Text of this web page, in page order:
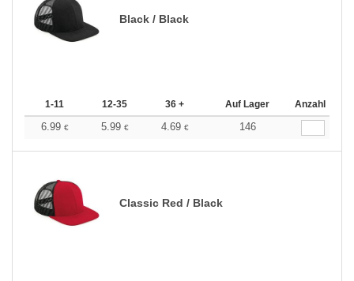
Black / Black
1-11 12-35 36 + Auf Lager Anzahl
6.99 € 5.99 € 4.69 € 146
Classic Red / Black